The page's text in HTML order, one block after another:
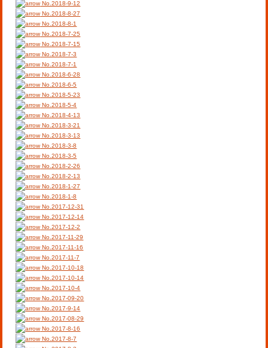
No.2018-9-12
No.2018-8-27
No.2018-8-1
No.2018-7-25
No.2018-7-15
No.2018-7-3
No.2018-7-1
No.2018-6-28
No.2018-6-5
No.2018-5-23
No.2018-5-4
No.2018-4-13
No.2018-3-21
No.2018-3-13
No.2018-3-8
No.2018-3-5
No.2018-2-26
No.2018-2-13
No.2018-1-27
No.2018-1-8
No.2017-12-31
No.2017-12-14
No.2017-12-2
No.2017-11-29
No.2017-11-16
No.2017-11-7
No.2017-10-18
No.2017-10-14
No.2017-10-4
No.2017-09-20
No.2017-9-14
No.2017-08-29
No.2017-8-16
No.2017-8-7